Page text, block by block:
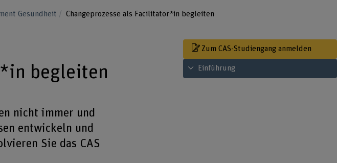
Gesundheit Changeprozesse als Facilitator*in begleiten
Zum CAS-Studiengang anmelden
Inhaltsverzeichnis ansehen
Einführung
begleiten
nicht immer und
entwickeln und
Sie das CAS